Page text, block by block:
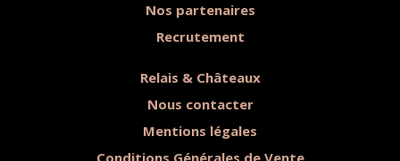
Nos partenaires
Recrutement
Relais & Châteaux
Nous contacter
Mentions légales
Conditions Générales de Vente